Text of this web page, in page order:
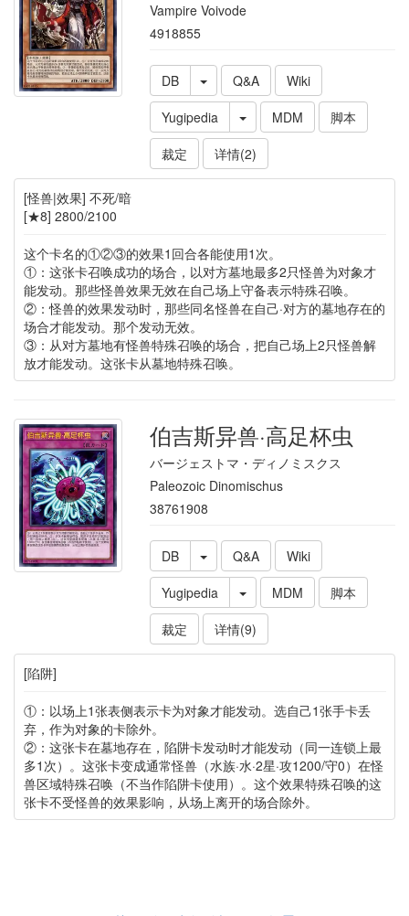
Vampire Voivode
4918855
DB Q&A
Wiki
Yugipedia
MDM
脚本
裁定
详情(2)
[怪兽|效果] 不死/暗
[★8] 2800/2100
这个卡名的①②③的效果1回合各能使用1次。
①：这张卡召唤成功的场合，以对方墓地最多2只怪兽为对象才
能发动。那些怪兽效果无效在自己场上守备表示特殊召唤。
②：怪兽的效果发动时，那些同名怪兽在自己·对方的墓地存在的
场合才能发动。那个发动无效。
③：从对方墓地有怪兽特殊召唤的场合，把自己场上2只怪兽解
放才能发动。这张卡从墓地特殊召唤。
伯吉斯异兽·高足杯虫
バージェストマ・ディノミスクス
Paleozoic Dinomischus
38761908
DB Q&A
Wiki
Yugipedia
MDM
脚本
裁定
详情(9)
[陷阱]
①：以场上1张表侧表示卡为对象才能发动。选自己1张手卡丢
弃，作为对象的卡除外。
②：这张卡在墓地存在，陷阱卡发动时才能发动（同一连锁上最
多1次）。这张卡变成通常怪兽（水族·水·2星·攻1200/守0）在怪
兽区域特殊召唤（不当作陷阱卡使用）。这个效果特殊召唤的这
张卡不受怪兽的效果影响，从场上离开的场合除外。